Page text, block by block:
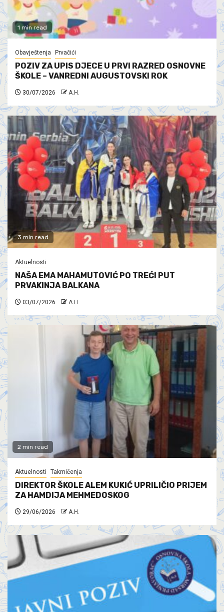
1 min read
Obavještenja Prvačići
POZIV ZA UPIS DJECE U PRVI RAZRED OSNOVNE
ŠKOLE – VANREDNI AUGUSTOVSKI ROK
30/07/2026 A.H.
3 min read
Aktuelnosti
NAŠA EMA MAHAMUTOVIĆ PO TREĆI PUT
PRVAKINJA BALKANA
03/07/2026 A.H.
2 min read
Aktuelnosti Takmičenja
DIREKTOR ŠKOLE ALEM KUKIĆ UPRILIČIO PRIJEM
ZA HAMDIJA MEHMEDOSKOG
29/06/2026 A.H.